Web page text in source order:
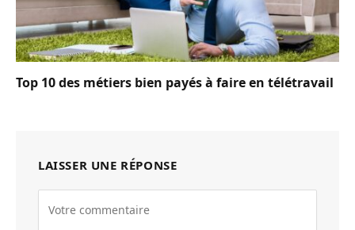
Top 10 des métiers bien payés à faire en télétravail
LAISSER UNE RÉPONSE